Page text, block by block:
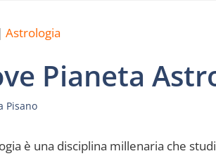
| Astrologia
Pianeta
Pisano
è una disciplina millenaria che